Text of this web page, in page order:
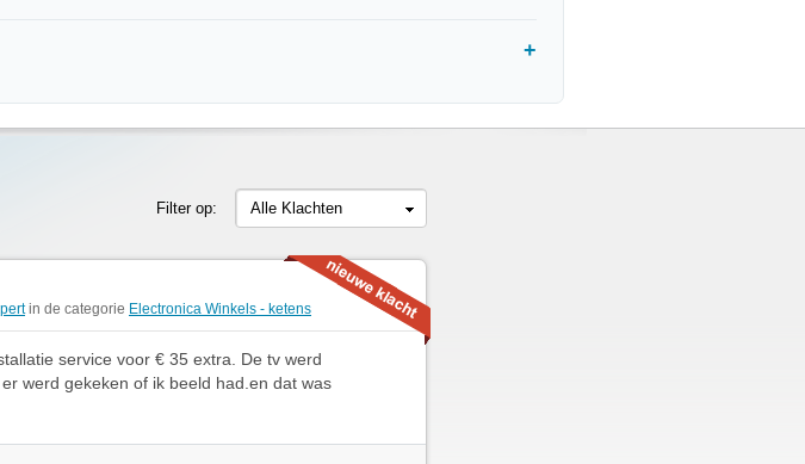
Filter op: Alle Klachten
in de categorie Electronica Winkels - ketens
service voor € 35 extra. De tv werd
werd gekeken of ik beeld had.en dat was